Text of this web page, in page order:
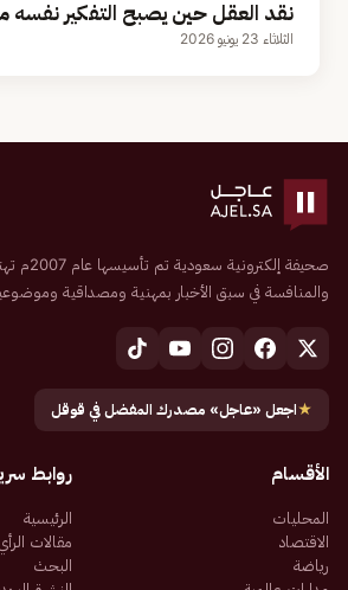
نقد العقل حين يصبح التفكير نفسه
الثلاثاء 23 يونيو 2026
صحيفة
والمنافسة في سبق الأخبار بمهنية ومصداقية
★اجعل «عاجل» مصدرك المفضل في قوقل
الأقسام
المحليات
الاقتصاد
رياضة
روابط
الرئيسية
مقالات
البحث